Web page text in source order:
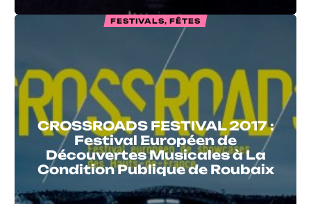
FESTIVALS, FÊTES
CROSSROADS FESTIVAL 2017 :
Festival Européen de
Découvertes Musicales à La
Condition Publique de Roubaix